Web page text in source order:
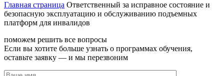
Главная страница Ответственный за исправное состояние и
безопасную эксплуатацию и обслуживанию подъемных
платформ для инвалидов
поможем решить все вопросы
Если вы хотите больше узнать о программах обучения,
оставьте заявку — и мы перезвоним